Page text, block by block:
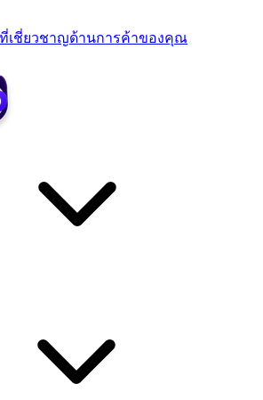
เชี่ยวชาญด้านการค้าของคุณ